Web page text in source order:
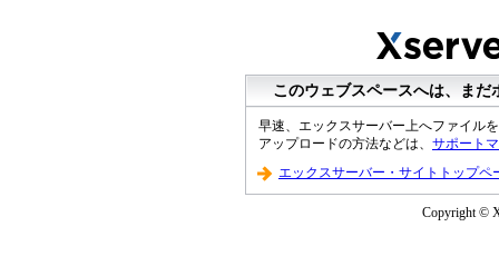
このウェブスペースへは、ま
早速、エックスサーバー上へファイル
アップロードの方法などは、 サポート
エックスサーバー・サイトトップペ
Copyright ©